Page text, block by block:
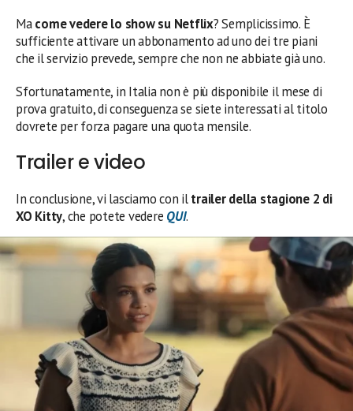
Macome vedere lo show su Netflix? Semplicissimo. È
sufficiente attivare un abbonamento ad uno dei tre piani
che il servizio prevede, sempre che non ne abbiate già uno.
Sfortunatamente, in Italia non è più disponibile il mese di
prova gratuito, di conseguenza se siete interessati al titolo
dovrete per forza pagare una quota mensile.
Trailer e video
In conclusione, vi lasciamo con iltrailer della stagione 2 di
XO Kitty, che potete vedere QUI.